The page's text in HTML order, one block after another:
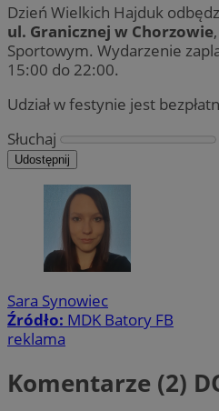
Dzień Wielkich Hajduk
ul. Granicznej w Chorzowie
Sportowym. Wydarzenie
15:00 do 22:00.
Udział w festynie jest
Słuchaj
Udostępnij
Sara Synowiec
Źródło: MDK Batory FB
reklama
Komentarze (2)